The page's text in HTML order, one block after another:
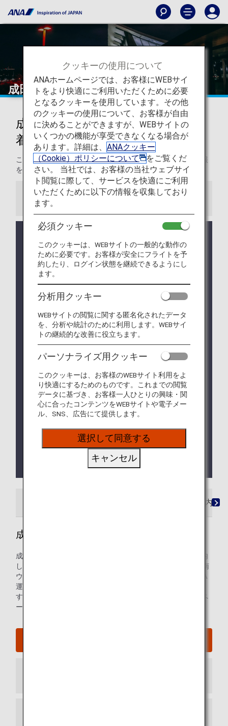
成田国際空港（国際線）
成田国際空港（国際線）からの発
着
このページでは、成田国際空港から目的地までの役立つ情報
をご紹介します。
お知らせ
いただけます。ご利用のお客様は搭乗手続きCゾー
ンへお越しください。
対象便は、 Face Express（顔認証）による搭乗手
続きについて
日本入国・帰国時には、 Visit Japan Web（入国・
帰国審査と税関申告のオンライン手続きサービス）
をご利用ください。
*現地時間2026年3月30日出発便より
NH802(NQ802) 成田行きをご利用のお客様へ
日本入国に際し、Visit Japan Webへの登録、
または入国・税関申告書類をご記入いただく際
ますようお願いいたします。
すでにNH802としてシステム上登録済みのお客
様は、大変お手数ですが、サイト上での変更を
お願い申し上げます。
設は営業しておりません。ご利用のお客様にはご迷
惑をおかけしますが、国内線到着ロビーにお進みの
上、南ウイング4階の保安検査場をご利用くださ
ご案内
成田国際空港（国際線）ガイド
成田国際空港の発着ターミナルマップなど、空港内をご案内
します。ご注意: 基本的に、ANAは成田空港第1ターミナル南
ウィングのご利用となります。2019年2月以降、一部のANA
運航便は第1ターミナル北ウィングに到着する場合もありま
す。最新情報を空港ウェブサイトの「今日のフライト」のペ
ージでご確認ください。
クッキーの使用について
ANAホームページでは、お客様にWEBサイ
トをより快適にご利用いただくために必要
となるクッキーを使用しています。その他
のクッキーの使用について、お客様が自由
に決めることができますが、WEBサイトの
いくつかの機能が享受できなくなる場合が
あります。詳細は、 ANAクッキー
（Cookie）ポリシーについて
をご覧くだ
さい。 当社では、お客様の当社ウェブサイ
ト閲覧に際して、サービスを快適にご利用
いただくために以下の情報を収集しており
ます。
必須クッキー
このクッキーは、WEBサイトの一般的な動作の
ために必要です。お客様が安全にフライトを予
約したり、ログイン状態を継続できるようにし
ます。
分析用クッキー
WEBサイトの閲覧に関する匿名化されたデータ
を、分析や統計のために利用します。WEBサイ
トの継続的な改善に役立ちます。
パーソナライズ用クッキー
このクッキーは、お客様のWEBサイト利用をよ
り快適にするためのものです。これまでの閲覧
データに基づき、お客様一人ひとりの興味・関
心に合ったコンテンツをWEBサイトや電子メー
ル、SNS、広告にて提供します。
選択して同意する
キャンセル